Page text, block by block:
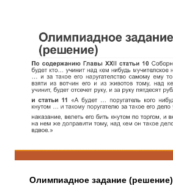
Олимпиадное задание (решение)